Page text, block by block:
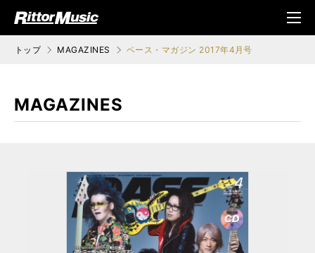
ジック (Rittor Musi
メニ
ュ
トップ MAGAZINES ベース・マガジン 2017年4月号
MAGAZINES